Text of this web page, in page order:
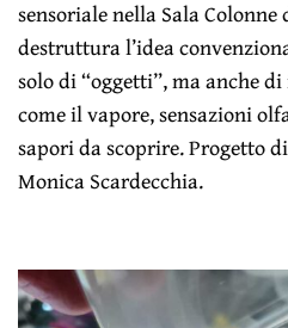
sensoriale nella Sala Colonne
destruttura l’idea
solo di “oggetti”, ma anche
come il vapore, sensazioni
sapori da scoprire. Progetto
Monica Scardecchia.